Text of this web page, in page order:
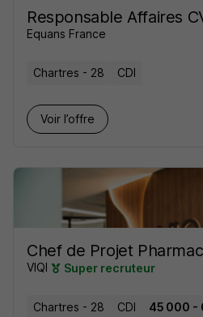
Responsable Affaires
Equans France
Chartres - 28 CDI
Voir l’offre
Chef de Projet
VIQI Super recruteur
Chartres - 28 CDI 45 000 -